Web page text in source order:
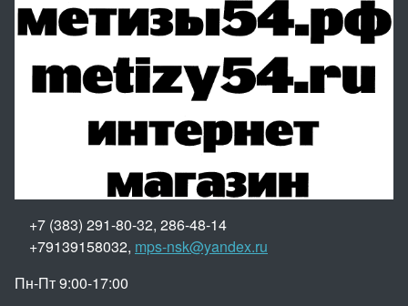
+7 (383) 291-80-32, 286-48-14
+79139158032, mps-nsk@yandex.ru
Пн-Пт 9:00-17:00